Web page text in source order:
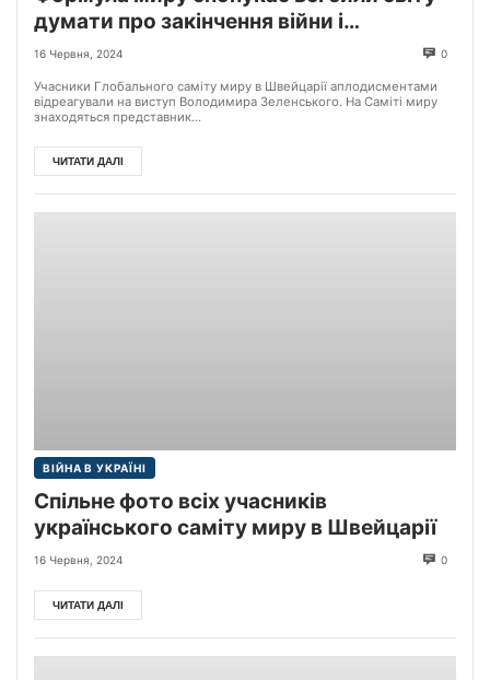
думати про закінчення війни і
пропонувати, як її закінчити, а отже,
Володимир Зеленський
16 Червня, 2024 0
Учасники Глобального саміту миру в Швейцарії аплодисментами
відреагували на виступ Володимира Зеленського. На Саміті миру
знаходяться представник...
ЧИТАТИ ДАЛІ
ВІЙНА В УКРАЇНІ
Спільне фото всіх учасників
українського саміту миру в Швейцарії
16 Червня, 2024 0
ЧИТАТИ ДАЛІ